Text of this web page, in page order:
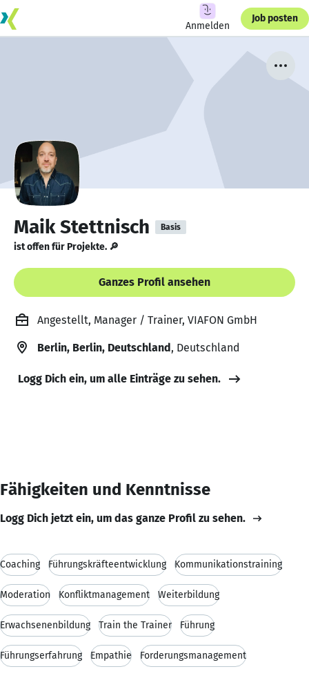
Anmelden
Job posten
Maik Stettnisch Basis
ist offen für Projekte. 🔎
Ganzes Profil ansehen
Angestellt, Manager / Trainer, VIAFON GmbH
Berlin, Berlin, Deutschland, Deutschland
Logg Dich ein, um alle Einträge zu sehen.
Fähigkeiten und Kenntnisse
Logg Dich jetzt ein, um das ganze Profil zu sehen.
Coaching Führungskräfteentwicklung Kommunikationstraining
Moderation Konfliktmanagement Weiterbildung
Erwachsenenbildung Train the Trainer Führung
Führungserfahrung Empathie Forderungsmanagement